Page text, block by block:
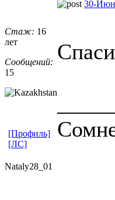
Стаж: 16
лет
Сообщений:
15
30-
[Профиль]
[ЛС]
Nataly28_01